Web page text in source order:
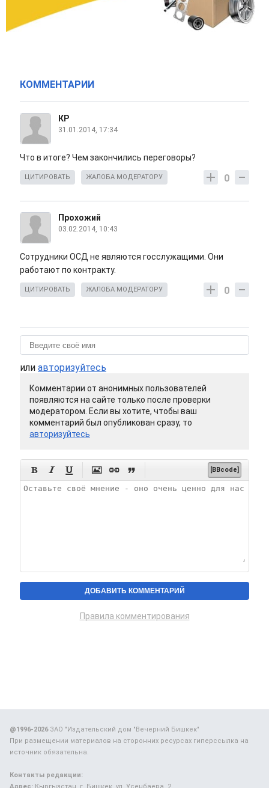
КОММЕНТАРИИ
КР
31.01.2014, 17:34
Что в итоге? Чем закончились переговоры?
0
ЦИТИРОВАТЬ ЖАЛОБА МОДЕРАТОРУ
Прохожий
03.02.2014, 10:43
Сотрудники ОСД не являются госслужащими. Они
работают по контракту.
0
ЦИТИРОВАТЬ ЖАЛОБА МОДЕРАТОРУ
или авторизуйтесь
Комментарии от анонимных пользователей
появляются на сайте только после проверки
модератором. Если вы хотите, чтобы ваш
комментарий был опубликован сразу, то
авторизуйтесь
      [BBcode]
Правила комментирования
@1996-2026ЗАО "Издательский дом "Вечерний Бишкек"
При размещении материалов на сторонних ресурсах гиперссылка на
источник обязательна.
Контакты редакции: